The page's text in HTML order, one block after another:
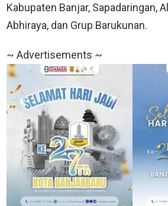
Kabupaten Banjar, Sapadaringan,
Abhiraya, dan Grup Barukunan.
~ Advertisements ~